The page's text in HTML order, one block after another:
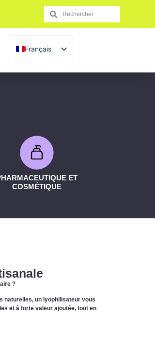
Français
English (UK)
ET
COSMÉTIQUE
?
naturelles, un lyophilisateur vous
et à forte valeur ajoutée, tout en